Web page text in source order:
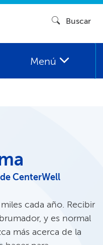
Buscar​​
Menú​​
CenterWell
cada año. Recibir
y es normal
más acerca de la